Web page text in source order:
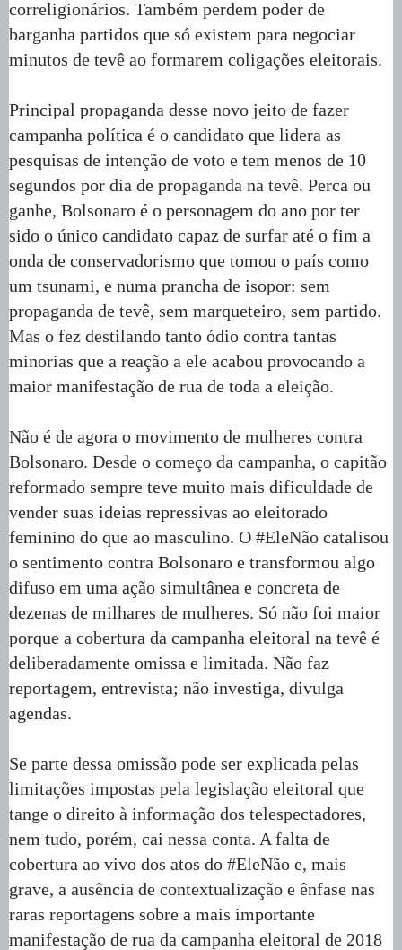
correligionários. Também perdem poder de
barganha partidos que só existem para negociar
minutos de tevê ao formarem coligações eleitorais.
Principal propaganda desse novo jeito de fazer
campanha política é o candidato que lidera as
pesquisas de intenção de voto e tem menos de 10
segundos por dia de propaganda na tevê. Perca ou
ganhe, Bolsonaro é o personagem do ano por ter
sido o único candidato capaz de surfar até o fim a
onda de conservadorismo que tomou o país como
um tsunami, e numa prancha de isopor: sem
propaganda de tevê, sem marqueteiro, sem partido.
Mas o fez destilando tanto ódio contra tantas
minorias que a reação a ele acabou provocando a
maior manifestação de rua de toda a eleição.
Não é de agora o movimento de mulheres contra
Bolsonaro. Desde o começo da campanha, o capitão
reformado sempre teve muito mais dificuldade de
vender suas ideias repressivas ao eleitorado
feminino do que ao masculino. O #EleNão catalisou
o sentimento contra Bolsonaro e transformou algo
difuso em uma ação simultânea e concreta de
dezenas de milhares de mulheres. Só não foi maior
porque a cobertura da campanha eleitoral na tevê é
deliberadamente omissa e limitada. Não faz
reportagem, entrevista; não investiga, divulga
agendas.
Se parte dessa omissão pode ser explicada pelas
limitações impostas pela legislação eleitoral que
tange o direito à informação dos telespectadores,
nem tudo, porém, cai nessa conta. A falta de
cobertura ao vivo dos atos do #EleNão e, mais
grave, a ausência de contextualização e ênfase nas
raras reportagens sobre a mais importante
manifestação de rua da campanha eleitoral de 2018